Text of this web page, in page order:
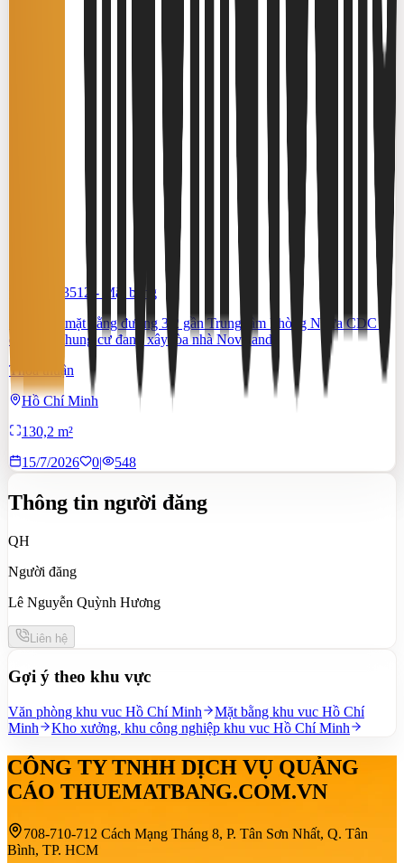
#TS46553512 -
Mặt bằng
Cho thuê mặt bằng đường 3/2 gần Trung tâm Phòng Ngừa CDC –
đối diện chung cư đang xây tòa nhà Novaland
Thỏa thuận
Hồ Chí Minh
130,2 m²
15/7/2026
0| 548
Thông tin người đăng
QH
Người đăng
Lê Nguyễn Quỳnh Hương
Liên hệ
Gợi ý theo khu vực
Văn phòng khu vuc Hồ Chí Minh
Mặt bằng khu vuc Hồ Chí
Minh
Kho xưởng, khu công nghiệp khu vuc Hồ Chí Minh
CÔNG TY TNHH DỊCH VỤ QUẢNG
CÁO THUEMATBANG.COM.VN
708-710-712 Cách Mạng Tháng 8, P. Tân Sơn Nhất, Q. Tân
Bình, TP. HCM